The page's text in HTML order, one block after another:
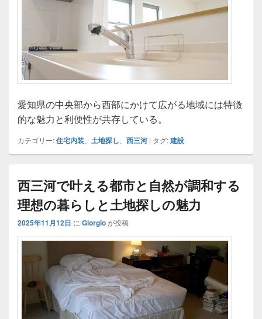
愛知県の中央部から西部にかけて広がる地域には特徴
的な魅力と利便性が共存している。
カテゴリー:住宅内装 土地探し 西三河 | タグ:建設
西三河で叶える都市と自然が調和する
理想の暮らしと土地探しの魅力
2025年11月12日 に Giorgioが投稿